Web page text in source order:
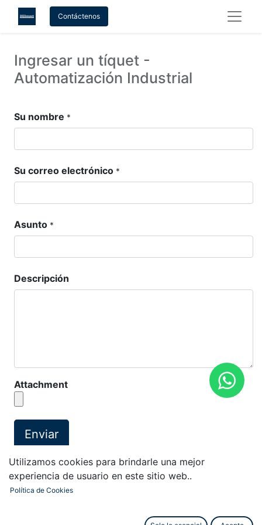
Contáctenos
Ingresar un tíquet -
Automatización Industrial
Su nombre *
Su correo electrónico *
Asunto *
Descripción
Attachment
Enviar
Utilizamos cookies para brindarle una mejor
experiencia de usuario en este sitio web..
Política de Cookies